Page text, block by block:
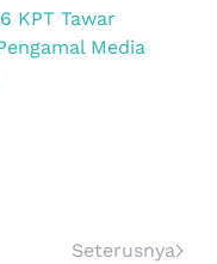
KPT Tawar
Media
Seterusnya